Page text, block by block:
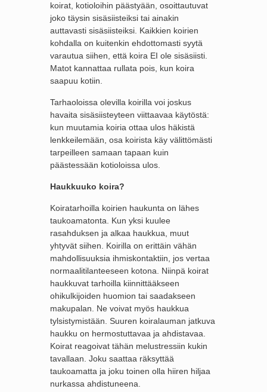
koirat, kotioloihin päästyään, osoittautuvat
joko täysin sisäsiisteiksi tai ainakin
auttavasti sisäsiisteiksi. Kaikkien koirien
kohdalla on kuitenkin ehdottomasti syytä
varautua siihen, että koira EI ole sisäsiisti.
Matot kannattaa rullata pois, kun koira
saapuu kotiin.
Tarhaoloissa olevilla koirilla voi joskus
havaita sisäsiisteyteen viittaavaa käytöstä:
kun muutamia koiria ottaa ulos häkistä
lenkkeilemään, osa koirista käy välittömästi
tarpeilleen samaan tapaan kuin
päästessään kotioloissa ulos.
Haukkuuko koira?
Koiratarhoilla koirien haukunta on lähes
taukoamatonta. Kun yksi kuulee
rasahduksen ja alkaa haukkua, muut
yhtyvät siihen. Koirilla on erittäin vähän
mahdollisuuksia ihmiskontaktiin, jos vertaa
normaalitilanteeseen kotona. Niinpä koirat
haukkuvat tarhoilla kiinnittääkseen
ohikulkijoiden huomion tai saadakseen
makupalan. Ne voivat myös haukkua
tylsistymistään. Suuren koiralauman jatkuva
haukku on hermostuttavaa ja ahdistavaa.
Koirat reagoivat tähän melustressiin kukin
tavallaan. Joku saattaa räksyttää
taukoamatta ja joku toinen olla hiiren hiljaa
nurkassa ahdistuneena.